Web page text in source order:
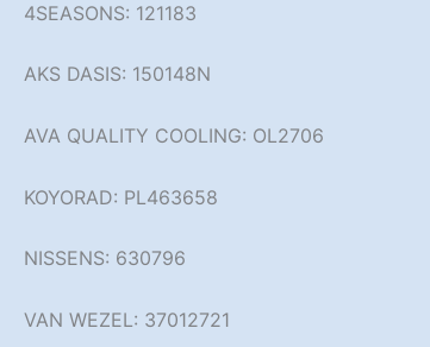
4SEASONS: 121183
AKS DASIS: 150148N
AVA QUALITY COOLING: OL2706
KOYORAD: PL463658
NISSENS: 630796
VAN WEZEL: 37012721